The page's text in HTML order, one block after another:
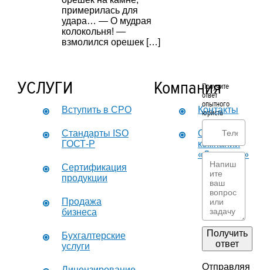
примерилась для
удара… — О мудрая
колокольня! —
взмолился орешек […]
УСЛУГИ
Вступить в СРО
Стандарты ISO
ГОСТ-Р
Сертификация
продукции
Продажа
бизнеса
Бухгалтерские
услуги
Компания
Контакты
О
компании
«Дикастер»
Получите
ответ
опытного
юриста
Получить
ответ
Отправляя